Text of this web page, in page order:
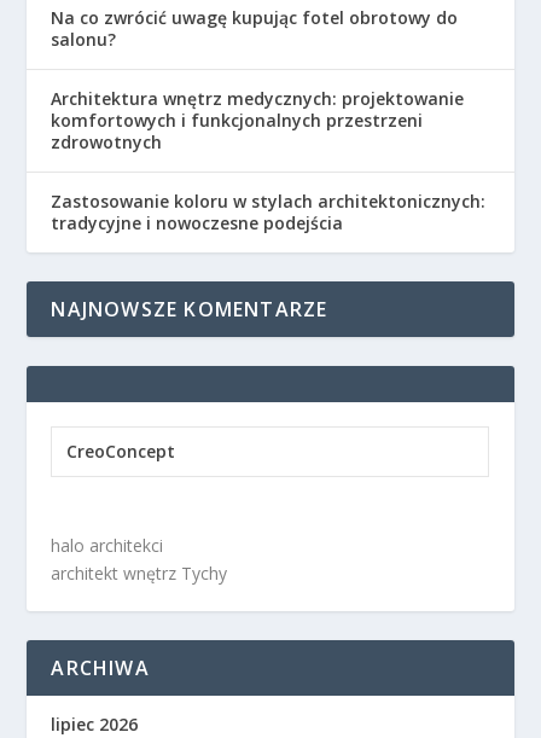
Na co zwrócić uwagę kupując fotel obrotowy do
salonu?
Architektura wnętrz medycznych: projektowanie
komfortowych i funkcjonalnych przestrzeni
zdrowotnych
Zastosowanie koloru w stylach architektonicznych:
tradycyjne i nowoczesne podejścia
NAJNOWSZE KOMENTARZE
CreoConcept
halo architekci
architekt wnętrz Tychy
ARCHIWA
lipiec 2026